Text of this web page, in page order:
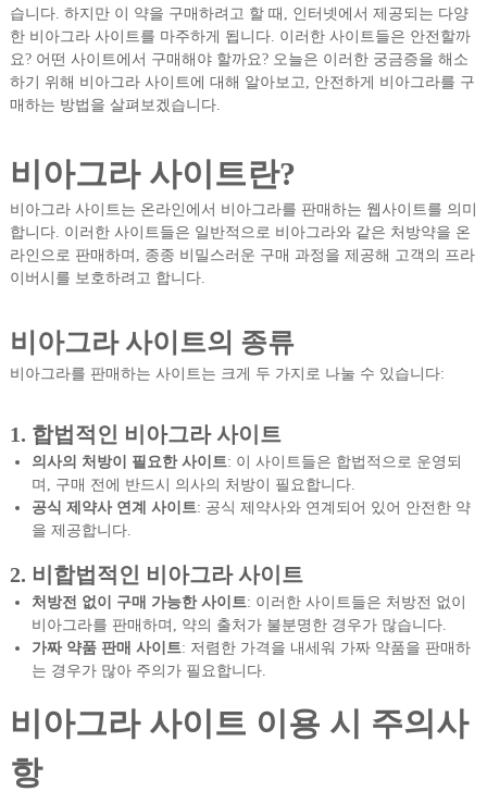
습니다. 하지만 이 약을 구매하려고 할 때, 인터넷에서 제공되는 다양
한 비아그라 사이트를 마주하게 됩니다. 이러한 사이트들은 안전할까
요? 어떤 사이트에서 구매해야 할까요? 오늘은 이러한 궁금증을 해소
하기 위해 비아그라 사이트에 대해 알아보고, 안전하게 비아그라를 구
매하는 방법을 살펴보겠습니다.
비아그라 사이트란?
비아그라 사이트는 온라인에서 비아그라를 판매하는 웹사이트를 의미
합니다. 이러한 사이트들은 일반적으로 비아그라와 같은 처방약을 온
라인으로 판매하며, 종종 비밀스러운 구매 과정을 제공해 고객의 프라
이버시를 보호하려고 합니다.
비아그라 사이트의 종류
비아그라를 판매하는 사이트는 크게 두 가지로 나눌 수 있습니다:
1. 합법적인 비아그라 사이트
의사의 처방이 필요한 사이트: 이 사이트들은 합법적으로 운영되
며, 구매 전에 반드시 의사의 처방이 필요합니다.
공식 제약사 연계 사이트: 공식 제약사와 연계되어 있어 안전한 약
을 제공합니다.
2. 비합법적인 비아그라 사이트
처방전 없이 구매 가능한 사이트: 이러한 사이트들은 처방전 없이
비아그라를 판매하며, 약의 출처가 불분명한 경우가 많습니다.
가짜 약품 판매 사이트: 저렴한 가격을 내세워 가짜 약품을 판매하
는 경우가 많아 주의가 필요합니다.
비아그라 사이트 이용 시 주의사
항